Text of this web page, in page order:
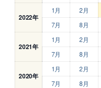
2022年
1月 2月
7月
8月
2021年
1月 2月
7月
8月
2020年
1月 2月
7月
8月